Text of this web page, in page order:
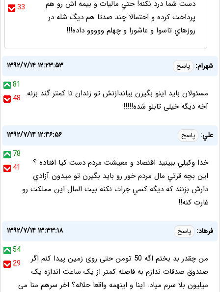
33
دست شما درد نكنه! حتي ماليات و بيمه اش رو هم
پرداخت كرده و احتمالا چند صدتا هم ديگ شله در
روزهاي تاسوا و عاشورا و چهلم ووووو داده!!!
شهرام: پاسخ
۱۳۹۲/۷/۱۴ ۱۲:۲۳:۵۳
81
48 مسئولان باید اینو بگیرن بیاندازنش تو زندان تا کمتر گند بزنه.
آخه دیگه خیلی تابلو شده!!!!!
علي: پاسخ
۱۳۹۲/۷/۱۴ ۱۲:۴۶:۵۶
78
41
خدا وكيلي ببينيد اقتصاد و معيشت مردم دست كيا افتاده ؟
اين بچه قرتي مال مردم خور رو بايد بگيرن تو ميدون آزادي
دارش بزنند كه ديگه كسي جرات نكنه بيت المال اين مملكت رو
غارت كنه!!
فرهاد: پاسخ
۱۳۹۲/۷/۱۴ ۱۳:۳۳:۱۸
54
29
من چقدر بد بختم اگه 50 تومن حتی روی زمین پیدا کنم اگر
صندوق صدقات ندازم به فاصله کمتر از یک ساعت اندازه یک
میلیون بلا سرم میاد. اینا و اینهمه واقعا حلاله؟ اخر سرهم منا می